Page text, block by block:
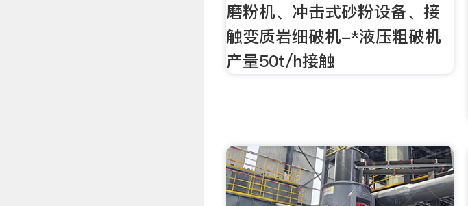
磨粉机、冲击式砂粉设备、接
触变质岩细破机-*液压粗破机
产量50t/h接触